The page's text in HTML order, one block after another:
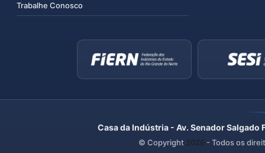
Trabalhe Conosco
Casa da Indústria - Av. Senador
© Copyright 2026 - Todos os